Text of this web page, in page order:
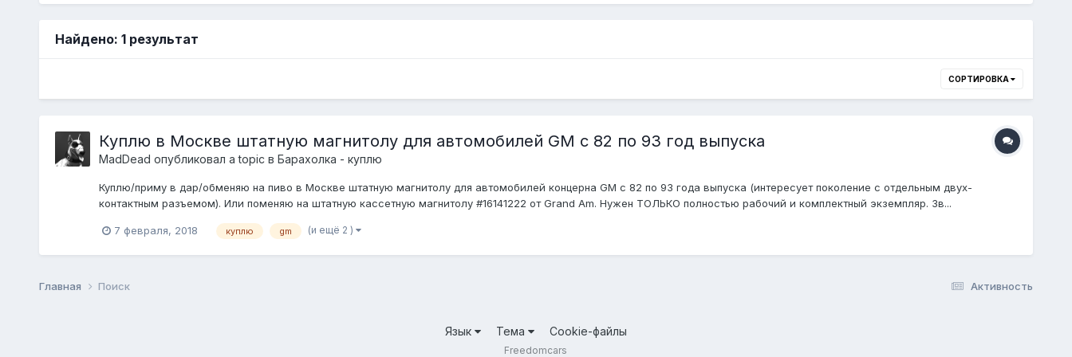
Найдено: 1 результат
СОРТИРОВКА
Куплю в Москве штатную магнитолу для автомобилей GM с 82 по 93 год выпуска
MadDead опубликовал a topic в Барахолка - куплю
Куплю/приму в дар/обменяю на пиво в Москве штатную магнитолу для автомобилей концерна GM с 82 по 93 года выпуска (интересует поколение с отдельным двух-
контактным разъемом). Или поменяю на штатную кассетную магнитолу #16141222 от Grand Am. Нужен ТОЛЬКО полностью рабочий и комплектный экземпляр. Зв...
7 февраля, 2018 куплю gm (и ещё 2 )
Активность
Главная Поиск
Язык Тема Cookie-файлы
Freedomcars